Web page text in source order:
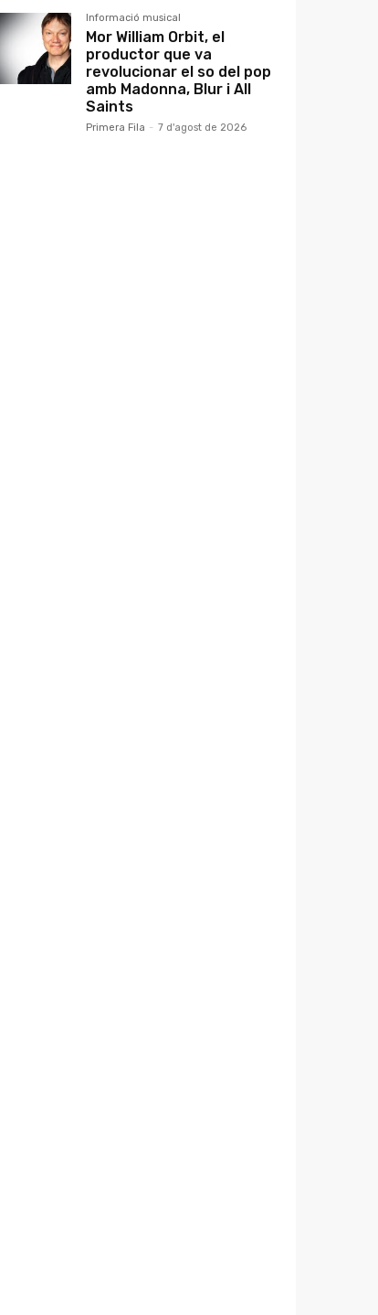
Informació musical
Mor William Orbit, el
productor que va
revolucionar el so del pop
amb Madonna, Blur i All
Saints
Primera Fila - 7 d'agost de 2026